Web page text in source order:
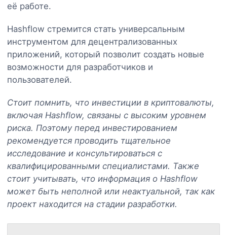
её работе.
Hashflow стремится стать универсальным
инструментом для децентрализованных
приложений, который позволит создать новые
возможности для разработчиков и
пользователей.
Стоит помнить, что инвестиции в криптовалюты,
включая Hashflow, связаны с высоким уровнем
риска. Поэтому перед инвестированием
рекомендуется проводить тщательное
исследование и консультироваться с
квалифицированными специалистами. Также
стоит учитывать, что информация о Hashflow
может быть неполной или неактуальной, так как
проект находится на стадии разработки.